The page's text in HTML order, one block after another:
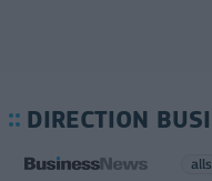
DIRECTION